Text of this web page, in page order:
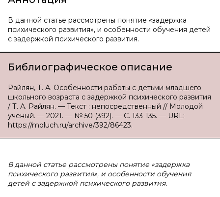
В данной статье рассмотрены понятие «задержка
психического развития», и особенности обучения детей
с задержкой психического развития.
Библиографическое описание
Райлян, Т. А. Особенности работы с детьми младшего
школьного возраста с задержкой психического развития
/ Т. А. Райлян. — Текст : непосредственный // Молодой
ученый. — 2021. — № 50 (392). — С. 133-135. — URL:
https://moluch.ru/archive/392/86423.
В данной статье рассмотрены понятие «задержка
психического развития», и особенности обучения
детей с задержкой психического развития.